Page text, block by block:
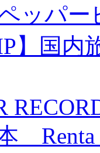
ッパー
】国
Renta